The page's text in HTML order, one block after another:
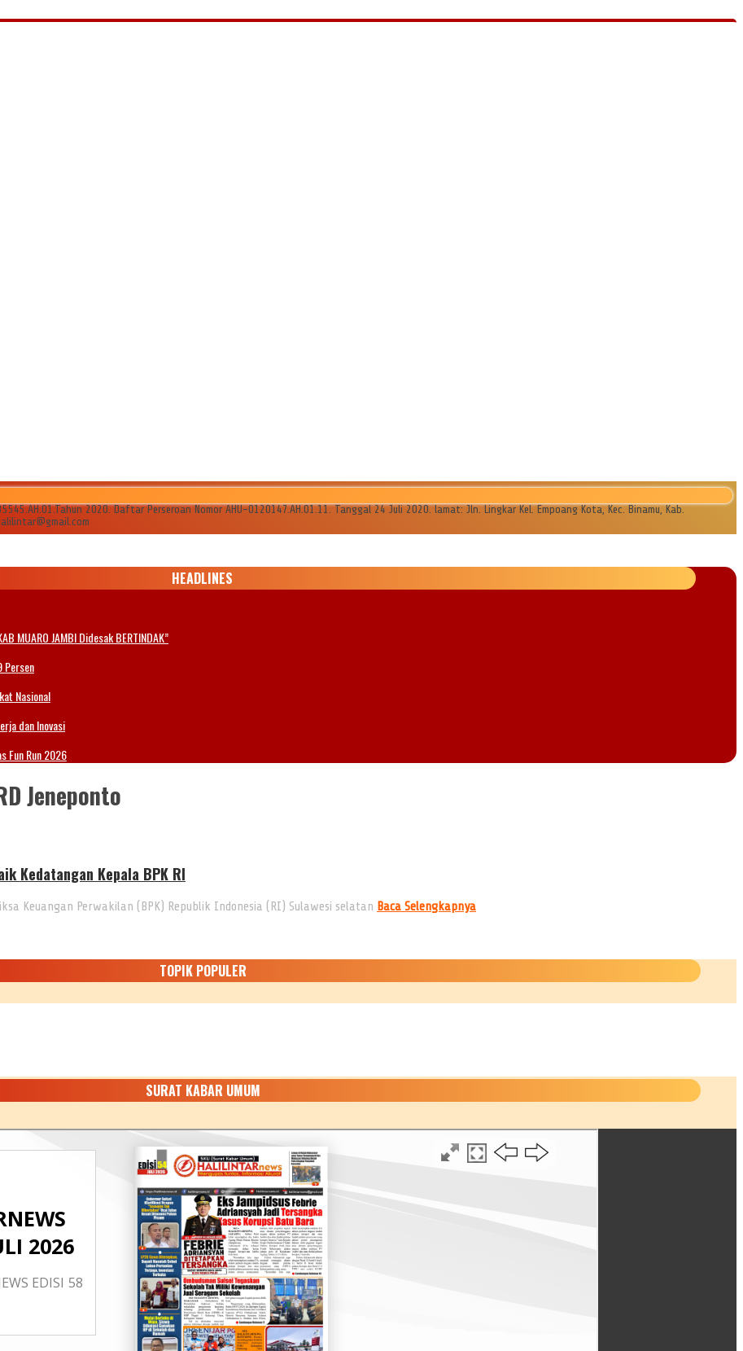
0035545.AH.01.Tahun 2020. Daftar Perseroan Nomor AHU-0120147.AH.01.11. Tanggal 24 Juli 2020. lamat: Jln. Lingkar Kel. Empoang Kota, Kec. Binamu, Kab.
HEADLINES
MUARO JAMBI Didesak BERTINDAK”
Persen
Nasional
dan Inovasi
Fun Run 2026
Jeneponto
Kedatangan Kepala BPK RI
Keuangan Perwakilan (BPK) Republik Indonesia (RI) Sulawesi selatan Baca Selengkapnya
TOPIK POPULER
SURAT KABAR UMUM